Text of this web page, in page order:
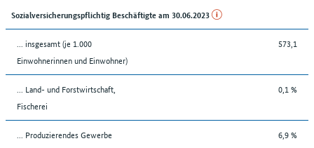
Sozialversicherungspflichtig Beschäftigte am 30.06.2023
... insgesamt (je 1.000
Einwohnerinnen und Einwohner)
573,1
... Land- und Forstwirtschaft,
Fischerei
0,1 %
... Produzierendes Gewerbe 6,9 %